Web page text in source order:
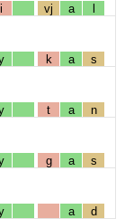
i vj a l
k a s
t a n
g a s
a d